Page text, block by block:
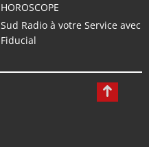
HOROSCOPE
Sud Radio à votre Service avec
Fiducial